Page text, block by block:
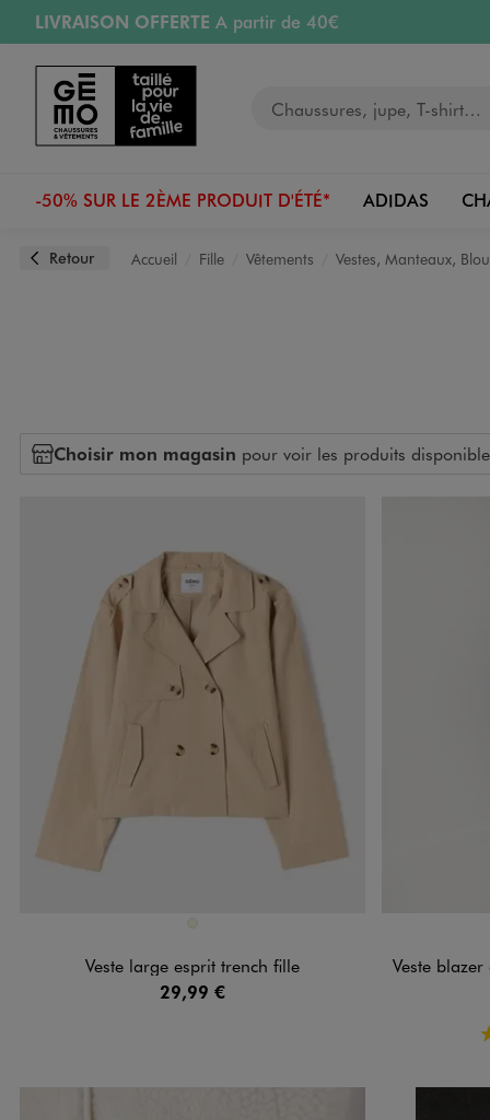
Aller au contenu principal
Aller à la navigation
LIVRAISON OFFERTE A partir de 40€
RETRAIT ET LIVRAISON OFFERTE
PAYEZ EN 3x SANS FRAIS
dès 50€
Retours OFFERTSpendant 30 jours
-50% SUR LE 2ÈME PRODUIT D'ÉTÉ* ADIDAS
Retour Accueil Fille Vêtements Vestes, Manteaux,
Choisir mon magasin pour voir les produits
Veste large esprit trench fille
29,99 €
Veste blazer